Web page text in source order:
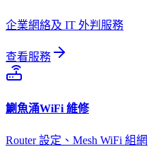
企業網絡及 IT 外判服務
查看服務
鰂魚涌WiFi 維修
Router 設定、Mesh WiFi 組網